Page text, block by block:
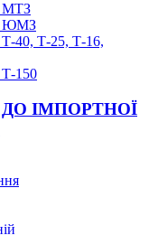
ЮМЗ
Т-25, Т-16,
150
ІМПОРТНОЇ